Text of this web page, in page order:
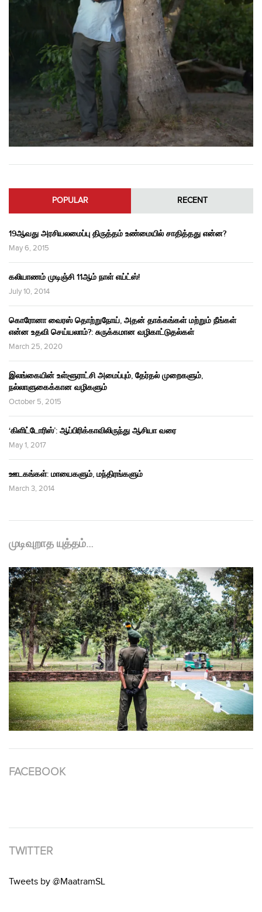
POPULAR RECENT
19ஆவது அரசியலமைப்பு திருத்தம் உண்மையில் சாதித்தது என்ன?
May 6, 2015
கலியாணம் முடிஞ்சி 11ஆம் நாள் எய்ட்ஸ்!
July 10, 2014
கொரோனா வைரஸ் தொற்றுநோய், அதன் தாக்கங்கள் மற்றும் நீங்கள்
என்ன உதவி செய்யலாம்?: சுருக்கமான வழிகாட்டுதல்கள்
March 25, 2020
இலங்கையின் உள்ளூராட்சி அமைப்பும், தேர்தல் முறைகளும்,
நல்லாளுகைக்கான வழிகளும்
October 5, 2015
‘கிளிட்டோரிஸ்’: ஆப்பிரிக்காவிலிருந்து ஆசியா வரை
May 1, 2017
ஊடகங்கள்: மாயைகளும், மந்திரங்களும்
March 3, 2014
முடிவுறாத யுத்தம்…
FACEBOOK
TWITTER
Tweets by @MaatramSL